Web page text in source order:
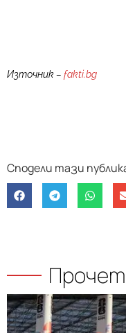
Източник – fakti.bg